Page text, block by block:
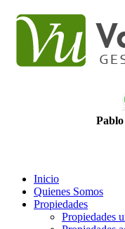
Inicio
Quienes Somos
Propiedades
Propiedades